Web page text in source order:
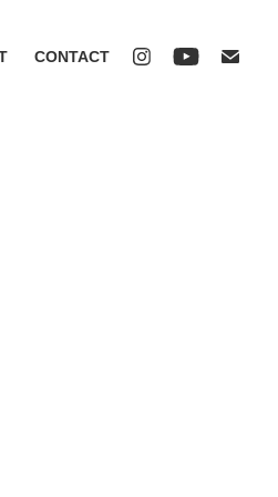
CONTACT